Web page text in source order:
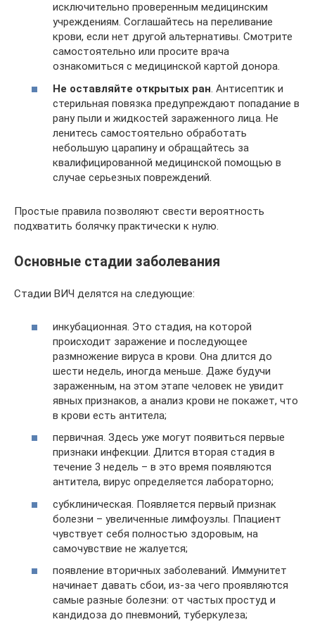
исключительно проверенным медицинским
учреждениям. Соглашайтесь на переливание
крови, если нет другой альтернативы. Смотрите
самостоятельно или просите врача
ознакомиться с медицинской картой донора.
Не оставляйте открытых ран. ​Антисептик и
стерильная повязка предупреждают попадание в
рану пыли и жидкостей зараженного лица. Не
ленитесь самостоятельно обработать
небольшую царапину и обращайтесь за
квалифицированной медицинской помощью в
случае серьезных повреждений.
Простые правила позволяют свести вероятность
подхватить болячку практически к нулю.
Основные стадии заболевания
Стадии ВИЧ делятся на следующие:
инкубационная. Это стадия, на которой
происходит заражение и последующее
размножение вируса в крови. Она длится до
шести недель, иногда меньше. Даже будучи
зараженным, на этом этапе человек не увидит
явных признаков, а анализ крови не покажет, что
в крови есть антитела;
первичная. Здесь уже могут появиться первые
признаки инфекции. Длится вторая стадия в
течение 3 недель – в это время появляются
антитела, вирус определяется лабораторно;
субклиническая. Появляется первый признак
болезни – увеличенные лимфоузлы. Ппациент
чувствует себя полностью здоровым, на
самочувствие не жалуется;
появление вторичных заболеваний. Иммунитет
начинает давать сбои, из-за чего проявляются
самые разные болезни: от частых простуд и
кандидоза до пневмоний, туберкулеза;